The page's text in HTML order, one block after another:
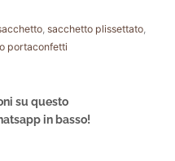
sacchetto plissettato
portaconfetti
su questo
in basso!